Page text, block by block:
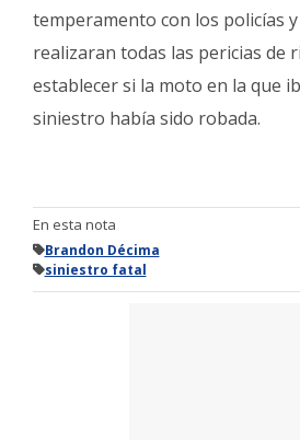
temperamento con los policías
realizaran todas las pericias de
establecer si la moto en la que
siniestro había sido robada.
En esta nota
Brandon Décima
siniestro fatal